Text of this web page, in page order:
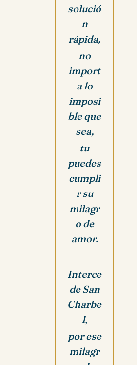
solució
n
rápida,
no
import
a lo
imposi
ble que
sea,
tu
puedes
cumpli
r su
milagr
o de
amor.
Interce
de San
Charbe
l,
por ese
milagr